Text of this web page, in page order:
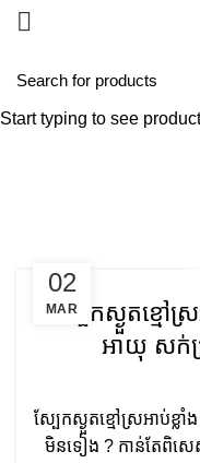
Tag
02
MAR
ស្បែកស្ងួតខ្មៅស្
អាយុ សក់ជ្
ស្បែកស្ងួតខ្មៅស្រអាប់ខ្ល
មិនទៀង ? កាន់តែពិស
Start typing to see